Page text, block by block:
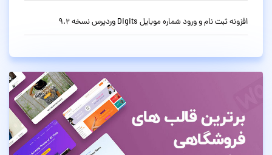
افزونه ثبت نام و ورود شماره موبایل Digits وردپرس نسخه 9.2